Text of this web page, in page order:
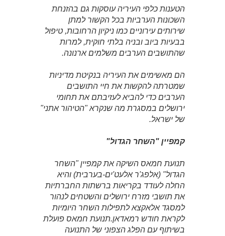
הטענות כלפי העיריה עוסקות גם בהזנחת
השכונות הערביות בכל הקשור למתן
שירותים עירוניים כמו ניקיון הרחובות, טיפול
בבעיות ביוב ובניה בלתי חוקית, למרות
שהתושבים הערבים משלמים ארנונה.
הם מאשימים את העיריה בנקיטת מדיניות
שמטרתה להקשות את חיי התושבים
הערבים כדי להביא לעזיבתם את תחומי
ירושלים במסגרת מה שנקרא "הטיהור אתני"
של ישראל.
קמפיין "השחר הגדול"
תנועת חמאס השיקה את קמפיין "השחר
הגדול" (אלפג'ר אלעט'ים-בערבית) והיא
החלה לעודד בקריאות ברשתות החברתיות
את תושבי מזרח ירושלים והשטחים לנהור
למסגד אלאקצא לתפילות השחר היומיות
לקראת חודש רמאדאן.תנועת חמאס פועלת
בשיתוף עם הפלג הצפוני של התנועה